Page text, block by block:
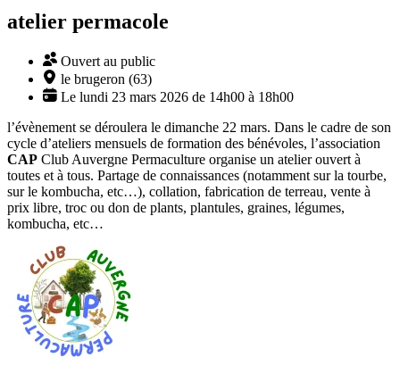
atelier permacole
Ouvert au public
le brugeron (63)
Le lundi 23 mars 2026 de 14h00 à 18h00
l’évènement se déroulera le dimanche 22 mars. Dans le cadre de son
cycle d’ateliers mensuels de formation des bénévoles, l’association
CAP Club Auvergne Permaculture organise un atelier ouvert à
toutes et à tous. Partage de connaissances (notamment sur la tourbe,
sur le kombucha, etc…), collation, fabrication de terreau, vente à
prix libre, troc ou don de plants, plantules, graines, légumes,
kombucha, etc…